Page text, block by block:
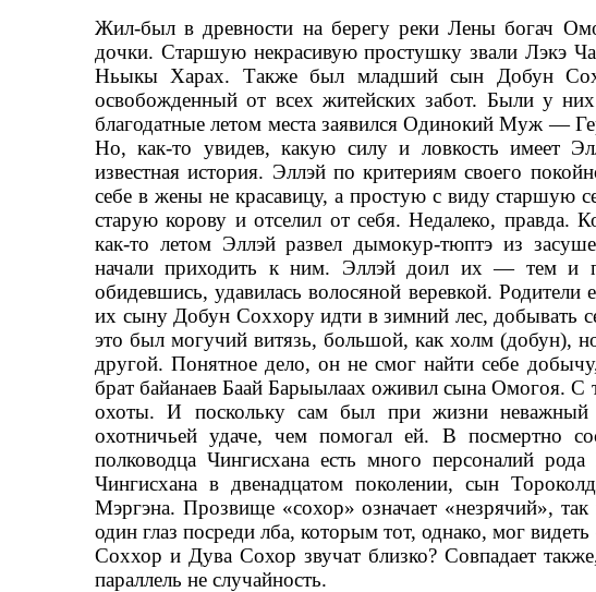
Жил-был в древности на берегу реки Лены богач
дочки. Старшую некрасивую простушку звали Лэкэ
Ньыкы Харах. Также был младший сын Добун
освобожденный от всех житейских забот. Были у
благодатные летом места заявился Одинокий Муж —
Но, как-то увидев, какую силу и ловкость имеет
известная история. Эллэй по критериям своего
себе в жены не красавицу, а простую с виду старшую
старую корову и отселил от себя. Недалеко,
как-то летом Эллэй развел дымокур-тюптэ из
начали приходить к ним. Эллэй доил их — тем и
обидевшись, удавилась волосяной веревкой.
их сыну Добун Соххору идти в зимний лес, добывать
это был могучий витязь, большой, как холм (добун),
другой. Понятное дело, он не смог найти себе
брат байанаев Баай Барыылаах оживил сына Омогоя.
охоты. И поскольку сам был при жизни
охотничьей удаче, чем помогал ей. В посмертно
полководца Чингисхана есть много персоналий
Чингисхана в двенадцатом поколении, сын
Мэргэна. Прозвище «сохор» означает «незрячий»,
один глаз посреди лба, которым тот, однако, мог
Соххор и Дува Сохор звучат близко? Совпадает
параллель не случайность.